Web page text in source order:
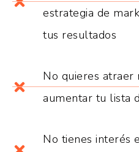
estrategia de
tus resultados
No quieres atraer
aumentar tu lista
No tienes interés